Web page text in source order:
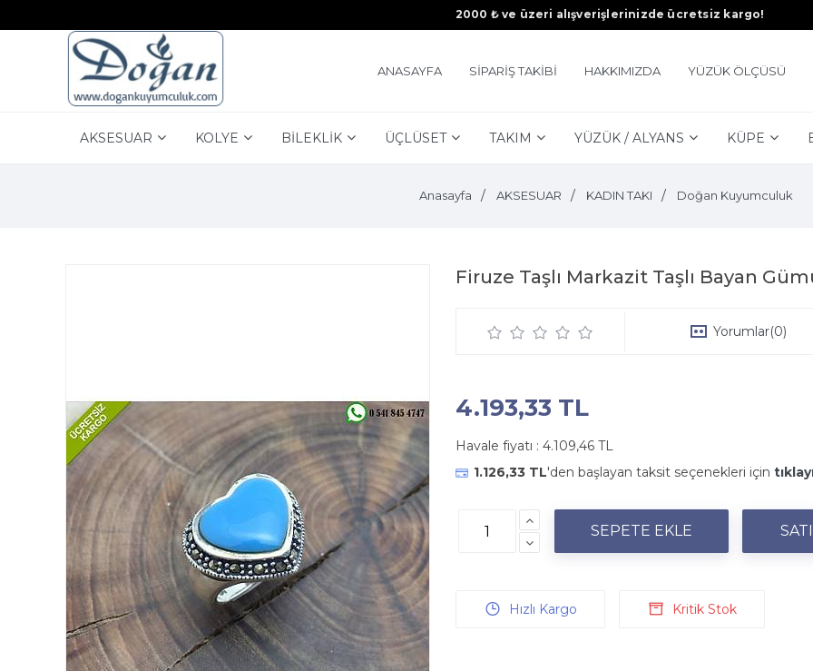
2000 ₺ ve üzeri alışverişlerinizde ücretsiz kargo!
ANASAYFA SİPARİŞ TAKİBİ HAKKIMIZDA YÜZÜK ÖLÇÜSÜ
AKSESUAR KOLYE BİLEKLİK ÜÇLÜSET TAKIM YÜZÜK / ALYANS KÜPE
Anasayfa AKSESUAR KADIN TAKI Doğan Kuyumculuk
Firuze Taşlı Markazit Taşlı Bayan
Yorumlar(0)
4.193,33 TL
Havale fiyatı : 4.109,46 TL
1.126,33 TL'den başlayan taksit seçenekleri için